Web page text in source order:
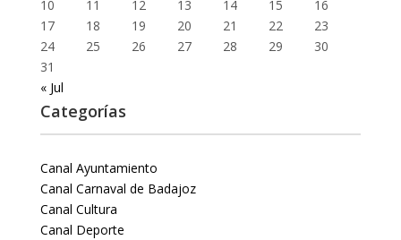
10
11 12 13 14 15
16
17
18 19 20 21 22
23
24
25 26 27 28 29
30
31
« Jul
Categorías
Canal Ayuntamiento
Canal Carnaval de Badajoz
Canal Cultura
Canal Deporte